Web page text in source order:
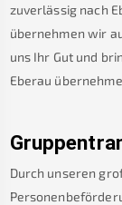
zuverlässig nach
übernehmen wir
uns Ihr Gut und
Eberau
Durch unseren